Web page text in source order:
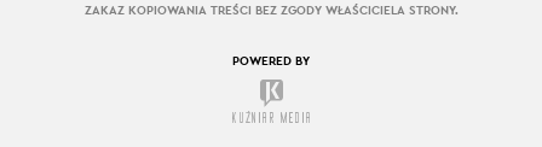
ZAKAZ KOPIOWANIA TREŚCI BEZ ZGODY WŁAŚCICIELA STRONY.
POWERED BY